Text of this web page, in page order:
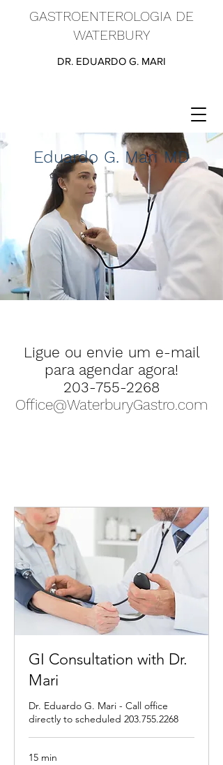
GASTROENTEROLOGIA DE
WATERBURY
DR. EDUARDO G. MARI
Eduardo G. Mari MD
Ligue ou envie um e-mail
para agendar agora!
203-755-2268
Office@WaterburyGastro.com
GI Consultation with Dr.
Mari
Dr. Eduardo G. Mari - Call office
directly to scheduled 203.755.2268
15 min